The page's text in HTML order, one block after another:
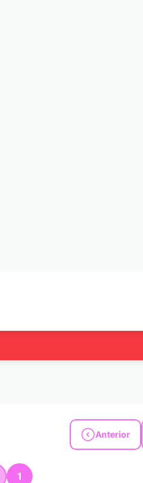
Anterior
1